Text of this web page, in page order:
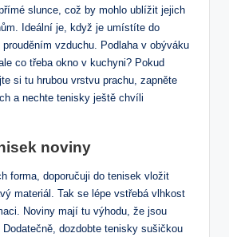
slunce, což by mohlo ublížit jejich
Ideální je, když je umístíte do
vzduchu. Podlaha v obýváku
co třeba okno v kuchyni? Pokud
si tu hrubou vrstvu prachu, zapněte
a nechte tenisky ještě chvíli
noviny
forma, doporučuji do tenisek vložit
materiál. Tak se lépe vstřebá vlhkost
Noviny mají tu výhodu, že jsou
Dodatečně, dozdobte tenisky sušičkou